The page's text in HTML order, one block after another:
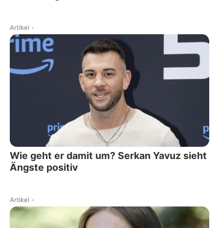
Artikel -
Wie geht er damit um? Serkan Yavuz sieht
Ängste positiv
Artikel -